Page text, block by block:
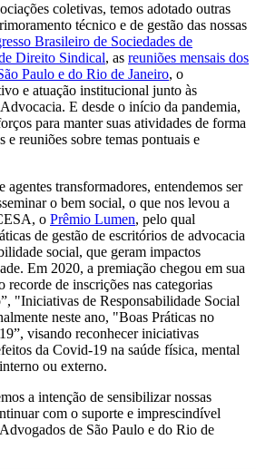
coletivas, temos adotado outras
técnico e de gestão das nossas
Brasileiro de Sociedades de
Direito Sindical, as reuniões mensais dos
Paulo e do Rio de Janeiro, o
e atuação institucional junto às
E desde o início da pandemia,
para manter suas atividades de forma
e reuniões sobre temas pontuais e
agentes transformadores, entendemos ser
o bem social, o que nos levou a
o Prêmio Lumen, pelo qual
de gestão de escritórios de advocacia
social, que geram impactos
Em 2020, a premiação chegou em sua
recorde de inscrições nas categorias
"Iniciativas de Responsabilidade Social
neste ano, "Boas Práticas no
visando reconhecer iniciativas
da Covid-19 na saúde física, mental
ou externo.
a intenção de sensibilizar nossas
com o suporte e imprescindível
de São Paulo e do Rio de